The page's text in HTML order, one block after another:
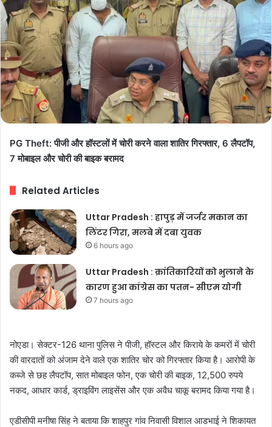
PG Theft: पीजी और हॉस्टलों में चोरी करने वाला शातिर गिरफ्तार, 6 लैपटॉप,
7 मोबाइल और चोरी की बाइक बरामद
Related Articles
Uttar Pradesh : हापुड़ में जर्जर मकान का
लिंटर गिरा, मलबे में दबा युवक
6 hours ago
Uttar Pradesh : क्रांतिकारियों को भुलाने के
कारण हुआ कांग्रेस का पतन- सीएम योगी
7 hours ago
नोएडा। सेक्टर-126 थाना पुलिस ने पीजी, हॉस्टल और किराये के कमरों में चोरी
की वारदातों को अंजाम देने वाले एक शातिर चोर को गिरफ्तार किया है। आरोपी के
कब्जे से छह लैपटॉप, सात मोबाइल फोन, एक चोरी की बाइक, 12,500 रुपये
नकद, आधार कार्ड, ड्राइविंग लाइसेंस और एक अवैध चाकू बरामद किया गया है।
एडीसीपी मनीषा सिंह ने बताया कि शाहपुर गांव निवासी विशाल आडभाई ने शिकायत